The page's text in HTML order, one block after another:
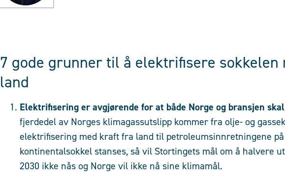
7 gode grunner til å elektrifisere sokkelen
land
Elektrifisering er avgjørende for at både Norge og bransjen
fjerdedel av Norges klimagassutslipp kommer fra olje- og
elektrifisering med kraft fra land til petroleumsinnretningene
kontinentalsokkel stanses, så vil Stortingets mål om å halvere
2030 ikke nås og Norge vil ikke nå sine klimamål.